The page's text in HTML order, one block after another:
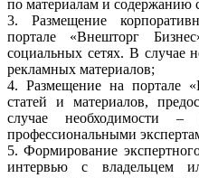
по материалам и содержанию
3. Размещение
портале «Внешторг
социальных сетях. В случае
рекламных материалов;
4. Размещение на портале
статей и материалов,
случае необходимости –
профессиональными
5. Формирование
интервью с владельцем